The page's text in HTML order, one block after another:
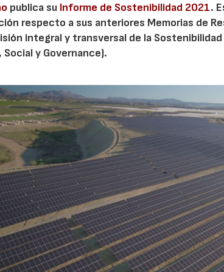
publica su Informe de Sostenibilidad 2021.
respecto a sus anteriores Memorias de
integral y transversal de la
y Governance).